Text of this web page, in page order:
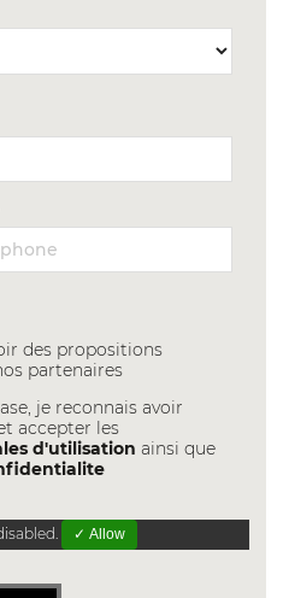
des propositions
partenaires
je reconnais avoir
accepter les
d'utilisation ainsi que
✓ Allow